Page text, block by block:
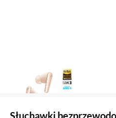
Słuchawki